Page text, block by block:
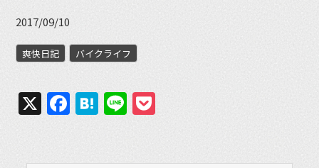
2017/09/10
爽快日記 バイクライフ
X Facebook
Hatena
Line